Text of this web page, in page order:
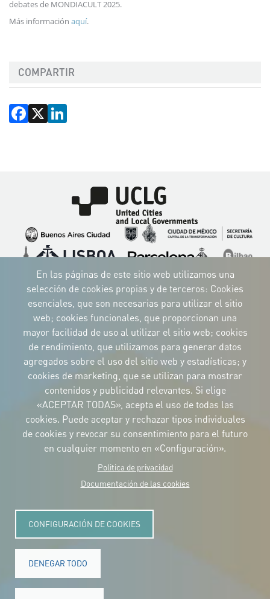
debates de MONDIACULT 2025.
Más información aquí.
COMPARTIR
Facebook
X
Imagen
Imagen
ImagenImagen Imagen
Imagen
ImagenImagenImagen
IDENTIDAD CORPORATIVA
Descargue
los logotipos
y el manual
NEWSLETTER
CONTACTO
Carrer Avinyó, 15
08002 Barcelona
culture@uclg.org
© Copyright 2025. Todos los derechos reservados.
En las páginas de este sitio web utilizamos una
selección de cookies propias y de terceros: Cookies
esenciales, que son necesarias para utilizar el sitio
web; cookies funcionales, que proporcionan una
mayor facilidad de uso al utilizar el sitio web; cookies
de rendimiento, que utilizamos para generar datos
agregados sobre el uso del sitio web y estadísticas; y
cookies de marketing, que se utilizan para mostrar
contenidos y publicidad relevantes. Si elige
«ACEPTAR TODAS», acepta el uso de todas las
cookies. Puede aceptar y rechazar tipos individuales
de cookies y revocar su consentimiento para el futuro
en cualquier momento en «Configuración».
Politica de privacidad
Documentación de las cookies
CONFIGURACIÓN DE COOKIES
DENEGAR TODO